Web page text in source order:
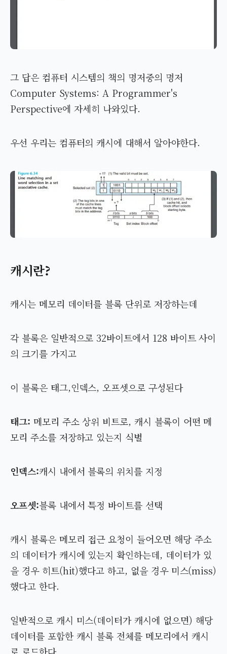
그 답은 컴퓨터 시스템의 책의 명저중의 명저
Computer Systems: A Programmer's
Perspective에 자세히 나와있다.
우선 우리는 컴퓨터의 캐시에 대해서 알아야한다.
캐시란?
캐시는 메모리 데이터를 블록 단위로 저장하는데
각 블록은 일반적으로 32바이트에서 128 바이트 사이
의 크기를 가지고
이 블록은 태그,인덱스, 오프셋으로 구성된다
태그: 메모리 주소 상위 비트로, 캐시 블록이 어떤 메
모리 주소를 저장하고 있는지 식별
인덱스:캐시 내에서 블록의 위치를 지정
오프셋:블록 내에서 특정 바이트를 선택
캐시 블록은 메모리 접근 요청이 들어오면 해당 주소
의 데이터가 캐시에 있는지 확인하는데, 데이터가 있
을 경우 히트(hit)했다고 하고, 없을 경우 미스(miss)
했다고 한다.
일반적으로 캐시 미스(데이터가 캐시에 없으면) 해당
데이터를 포함한 캐시 블록 전체를 메모리에서 캐시